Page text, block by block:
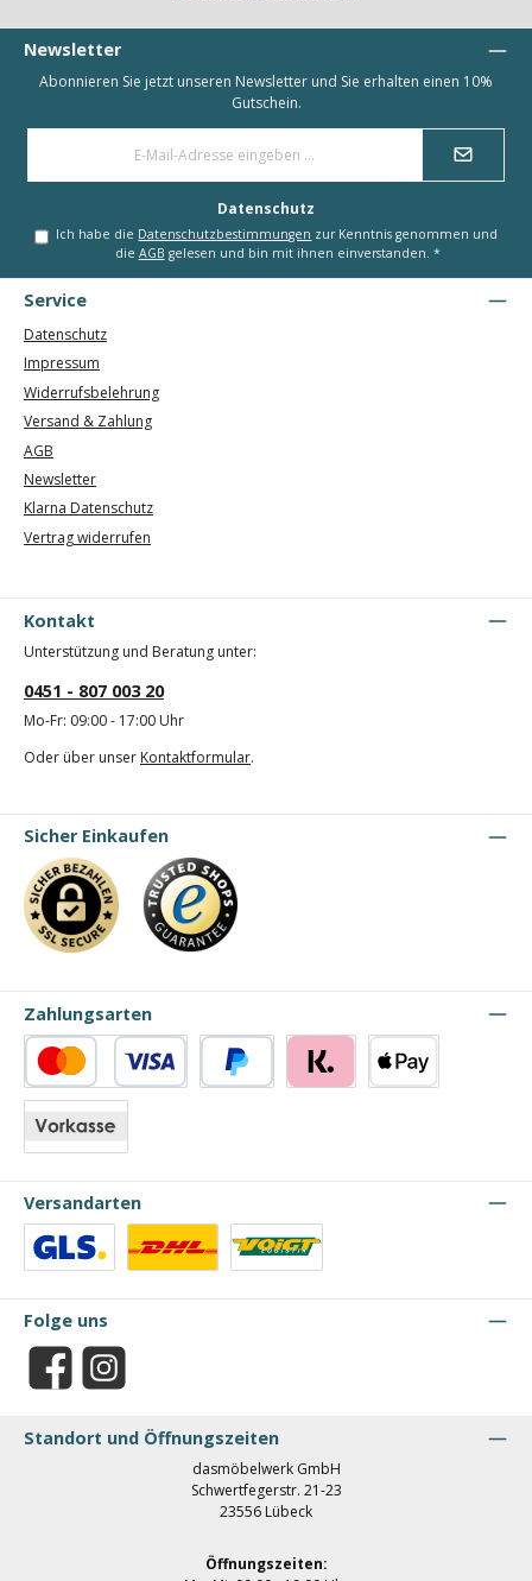
Newsletter
Abonnieren Sie jetzt unseren Newsletter und Sie erhalten einen 10%
Gutschein.
Datenschutz
Ich habe die Datenschutzbestimmungen zur Kenntnis genommen und
die AGB gelesen und bin mit ihnen einverstanden. *
Service
Datenschutz
Impressum
Widerrufsbelehrung
Versand & Zahlung
AGB
Newsletter
Klarna Datenschutz
Vertrag widerrufen
Kontakt
Unterstützung und Beratung unter:
0451 - 807 003 20
Mo-Fr: 09:00 - 17:00 Uhr
Oder über unser Kontaktformular.
Sicher Einkaufen
Zahlungsarten
Kredit- oder Debitkarte
Versandarten
Folge uns
Facebook Instagram
Standort und Öffnungszeiten
dasmöbelwerk GmbH
Schwertfegerstr. 21-23
23556 Lübeck
Öffnungszeiten: